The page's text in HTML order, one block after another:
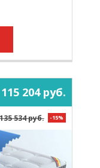
204 руб.
534 руб. -15%